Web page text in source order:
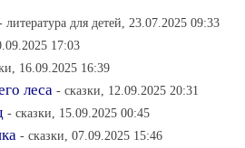
литература для детей, 23.07.2025 09:33
17:03
16.09.2025 16:39
леса - сказки, 12.09.2025 20:31
- сказки, 15.09.2025 00:45
- сказки, 07.09.2025 15:46